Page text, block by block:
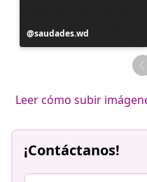
Publicación
realizada
saudades.wd
Leer cómo subir
¡Contáctanos!